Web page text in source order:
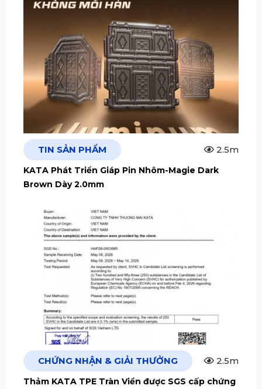
TIN SẢN PHẨM 2.5m
KATA Phát Triển Giáp Pin Nhôm-Magie Dark
Brown Dày 2.0mm
CHỨNG NHẬN & GIẢI THƯỞNG 2.5m
Thảm KATA TPE Tràn Viền được SGS cấp chứng